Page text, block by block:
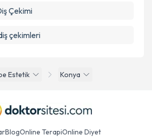
Estetik Konya
Çekimi
çekimleri
BlogOnline TerapiOnline Diyet